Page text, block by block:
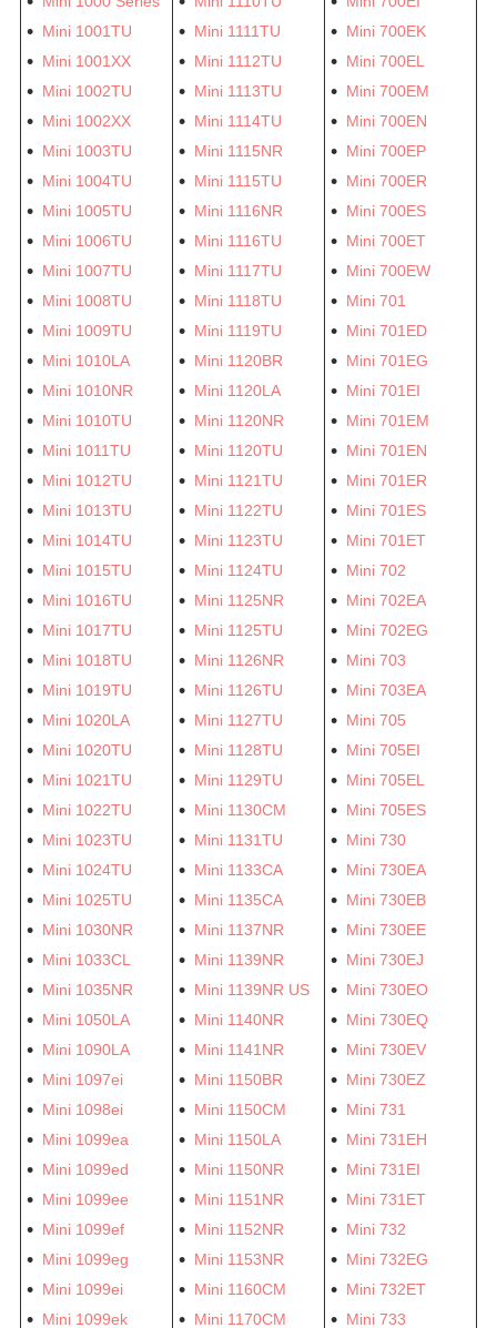
Mini 1001TU
Mini 1001XX
Mini 1002TU
Mini 1002XX
Mini 1003TU
Mini 1004TU
Mini 1005TU
Mini 1006TU
Mini 1007TU
Mini 1008TU
Mini 1009TU
Mini 1010LA
Mini 1010NR
Mini 1010TU
Mini 1011TU
Mini 1012TU
Mini 1013TU
Mini 1014TU
Mini 1015TU
Mini 1016TU
Mini 1017TU
Mini 1018TU
Mini 1019TU
Mini 1020LA
Mini 1020TU
Mini 1021TU
Mini 1022TU
Mini 1023TU
Mini 1024TU
Mini 1025TU
Mini 1030NR
Mini 1033CL
Mini 1035NR
Mini 1050LA
Mini 1090LA
Mini 1097ei
Mini 1098ei
Mini 1099ea
Mini 1099ed
Mini 1099ee
Mini 1099ef
Mini 1099eg
Mini 1099ei
Mini 1099ek
Mini 1111TU
Mini 1112TU
Mini 1113TU
Mini 1114TU
Mini 1115NR
Mini 1115TU
Mini 1116NR
Mini 1116TU
Mini 1117TU
Mini 1118TU
Mini 1119TU
Mini 1120BR
Mini 1120LA
Mini 1120NR
Mini 1120TU
Mini 1121TU
Mini 1122TU
Mini 1123TU
Mini 1124TU
Mini 1125NR
Mini 1125TU
Mini 1126NR
Mini 1126TU
Mini 1127TU
Mini 1128TU
Mini 1129TU
Mini 1130CM
Mini 1131TU
Mini 1133CA
Mini 1135CA
Mini 1137NR
Mini 1139NR
Mini 1139NR US
Mini 1140NR
Mini 1141NR
Mini 1150BR
Mini 1150CM
Mini 1150LA
Mini 1150NR
Mini 1151NR
Mini 1152NR
Mini 1153NR
Mini 1160CM
Mini 1170CM
Mini 700EK
Mini 700EL
Mini 700EM
Mini 700EN
Mini 700EP
Mini 700ER
Mini 700ES
Mini 700ET
Mini 700EW
Mini 701
Mini 701ED
Mini 701EG
Mini 701EI
Mini 701EM
Mini 701EN
Mini 701ER
Mini 701ES
Mini 701ET
Mini 702
Mini 702EA
Mini 702EG
Mini 703
Mini 703EA
Mini 705
Mini 705EI
Mini 705EL
Mini 705ES
Mini 730
Mini 730EA
Mini 730EB
Mini 730EE
Mini 730EJ
Mini 730EO
Mini 730EQ
Mini 730EV
Mini 730EZ
Mini 731
Mini 731EH
Mini 731EI
Mini 731ET
Mini 732
Mini 732EG
Mini 732ET
Mini 733